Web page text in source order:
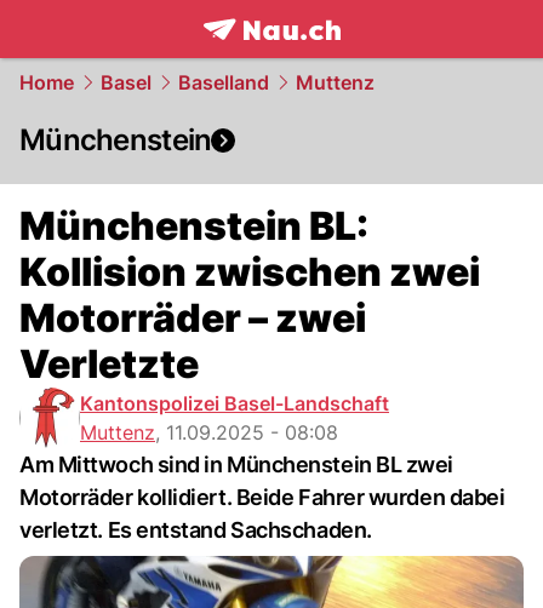
frontpage.NAU.ch
Home Basel Baselland Muttenz
Münchenstein
Münchenstein BL:
Kollision zwischen zwei
Motorräder – zwei
Verletzte
Kantonspolizei Basel-Landschaft
Muttenz, 11.09.2025 - 08:08
Am Mittwoch sind in Münchenstein BL zwei
Motorräder kollidiert. Beide Fahrer wurden dabei
verletzt. Es entstand Sachschaden.